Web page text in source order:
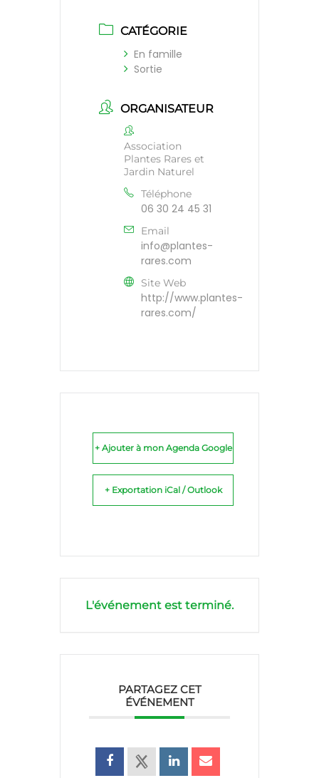
CATÉGORIE
En famille
Sortie
ORGANISATEUR
Association
Plantes Rares et
Jardin Naturel
Téléphone
06 30 24 45 31
Email
info@plantes-
rares.com
Site Web
http://www.plantes-
rares.com/
+ Ajouter à mon Agenda Google
+ Exportation iCal / Outlook
L'événement est terminé.
PARTAGEZ CET
ÉVÉNEMENT